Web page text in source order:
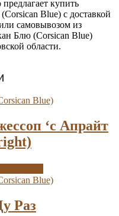
купить
Blue) с доставкой
самовывозом из
Блю (Corsican Blue)
области.
‘с Апрайт
Раз